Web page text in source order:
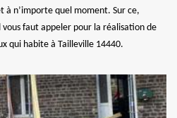
n’importe quel moment. Sur ce,
faut appeler pour la réalisation de
qui habite à Tailleville 14440.